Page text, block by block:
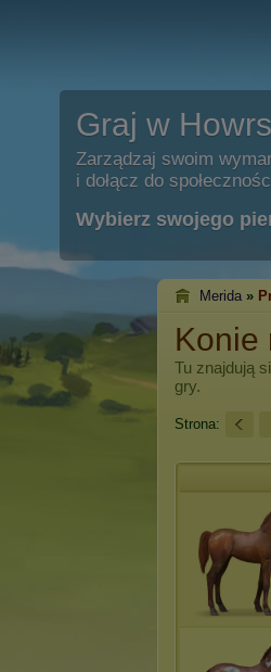
Graj w
Zarządzaj swoim
i dołącz do
Wybierz swojego
Merida »
Konie
Tu znajdują
gry.
Strona: